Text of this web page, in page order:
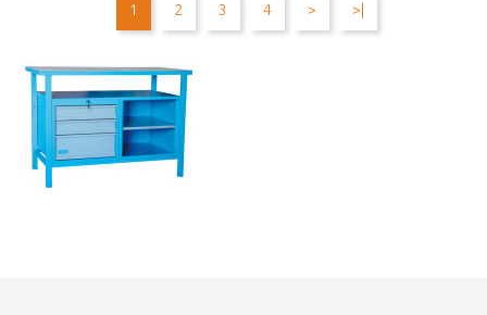
Au comparatif Au comparatif
1 2 3 4 > >|